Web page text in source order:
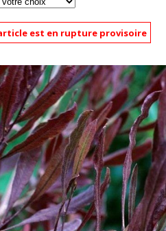
est en rupture provisoire